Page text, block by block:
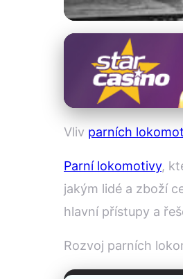
Železnice a technické
Jak
Vliv parních
Parní lokomotivy,
jakým lidé a zboží
hlavní přístupy a
Rozvoj parních